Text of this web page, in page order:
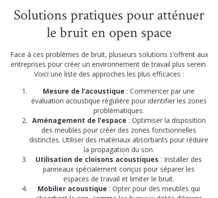
Solutions pratiques pour atténuer
le bruit en open space
Face à ces problèmes de bruit, plusieurs solutions s’offrent aux
entreprises pour créer un environnement de travail plus serein.
Voici une liste des approches les plus efficaces :
Mesure de l’acoustique : Commencer par une
évaluation acoustique régulière pour identifier les zones
problématiques.
Aménagement de l’espace : Optimiser la disposition
des meubles pour créer des zones fonctionnelles
distinctes. Utiliser des matériaux absorbants pour réduire
la propagation du son.
Utilisation de cloisons acoustiques : Installer des
panneaux spécialement conçus pour séparer les
espaces de travail et limiter le bruit.
Mobilier acoustique : Opter pour des meubles qui